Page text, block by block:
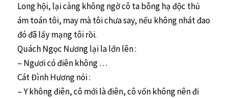
Long hội, lại càng không ngờ cô ta bỗng hạ độc thủ
ám toán tôi, may mà tôi chưa say, nếu không nhát đao
đó đã lấy mạng tôi rồi.
Quách Ngọc Nương lại la lớn lên :
– Ngươi có điên không …
Cát Đình Hương nói :
– Y không điên, cô mới là điên, cô vốn không nên đi